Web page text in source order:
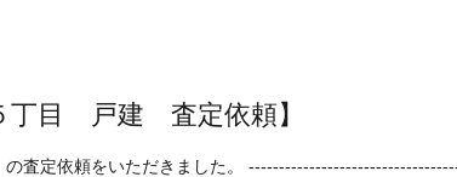
丁目 戸建 査定依頼】